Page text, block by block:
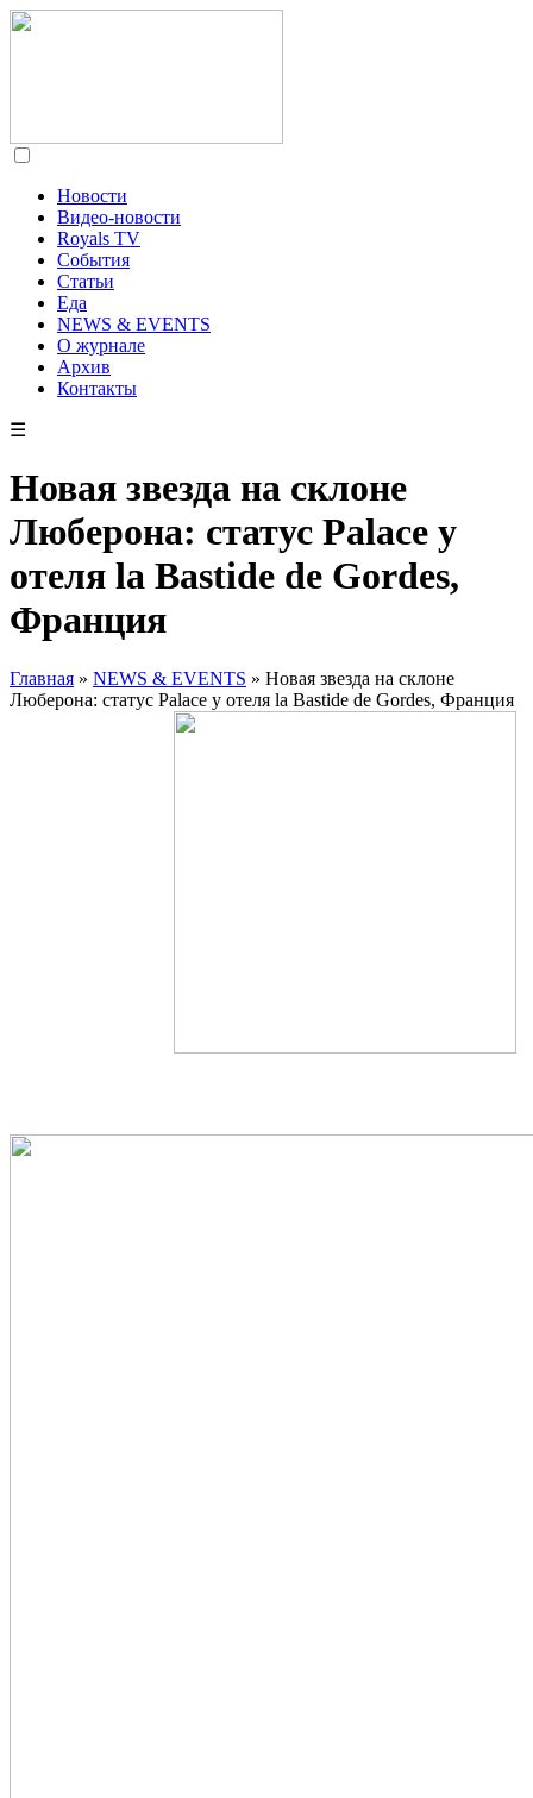
Новости
Видео-новости
Royals TV
События
Статьи
Еда
NEWS & EVENTS
О журнале
Архив
Контакты
☰
Новая звезда на склоне
Люберона: статус Palace у
отеля la Bastide de Gordes,
Франция
Главная » NEWS & EVENTS » Новая звезда на склоне
Люберона: статус Palace у отеля la Bastide de Gordes, Франция